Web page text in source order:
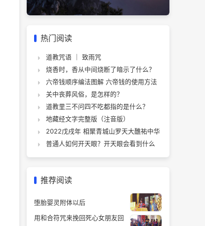
热门阅读
道教咒语 ｜ 致雨咒
烧香时，香从中间烧断了暗示了什么？
六帝钱顺序编法图解 六帝钱的使用方法
关中丧葬风俗，是怎样的？
道教里三不问四不吃都指的是什么？
地藏经文字完整版（注音版）
2022戊戌年 相聚青城山罗天大醮祐中华
普通人如何开天眼？开天眼会看到什么
推荐阅读
堕胎婴灵附体以后
用和合符咒来挽回死心女朋友回